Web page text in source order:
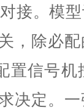
接。模
，除必
置信号
决定。